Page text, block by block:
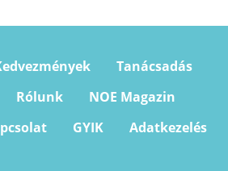
Tanácsadás
Rólunk
NOE Magazin
GYIK Adatkezelés